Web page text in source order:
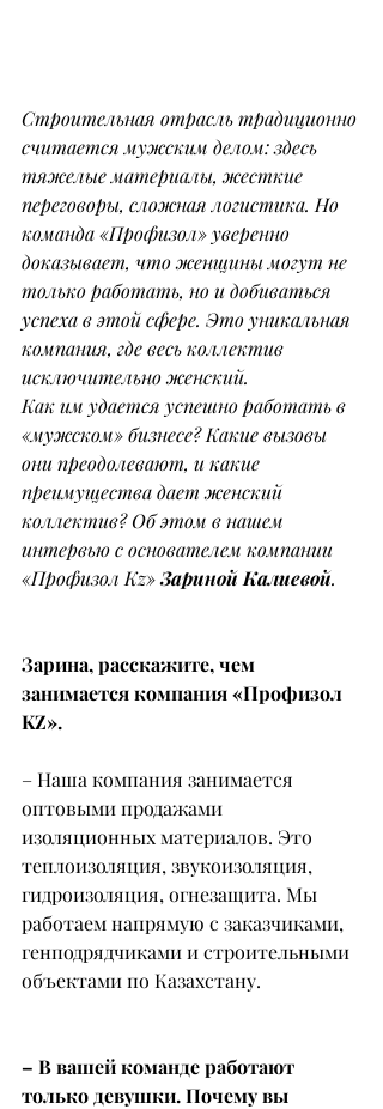
Строительная отрасль традиционно
считается мужским делом: здесь
тяжелые материалы, жесткие
переговоры, сложная логистика. Но
команда «Профизол» уверенно
доказывает, что женщины могут не
только работать, но и добиваться
успеха в этой сфере. Это уникальная
компания, где весь коллектив
исключительно женский.
Как им удается успешно работать в
«мужском» бизнесе? Какие вызовы
они преодолевают, и какие
преимущества дает женский
коллектив? Об этом в нашем
интервью с основателем компании
«Профизол Kz» Зариной Калиевой.
Зарина, расскажите, чем
занимается компания «Профизол
KZ».
– Наша компания занимается
оптовыми продажами
изоляционных материалов. Это
теплоизоляция, звукоизоляция,
гидроизоляция, огнезащита. Мы
работаем напрямую с заказчиками,
генподрядчиками и строительными
объектами по Казахстану.
– В вашей команде работают
только девушки. Почему вы